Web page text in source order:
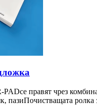
PADсе правят чрез
, пазиПочистващата ролка